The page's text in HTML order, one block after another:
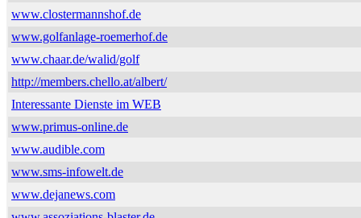
www.clostermannshof.de
www.golfanlage-roemerhof.de
www.chaar.de/walid/golf
http://members.chello.at/albert/
Interessante Dienste im WEB
www.primus-online.de
www.audible.com
www.sms-infowelt.de
www.dejanews.com